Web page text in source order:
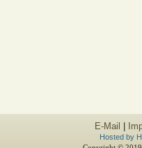
E-Mail
Hosted by